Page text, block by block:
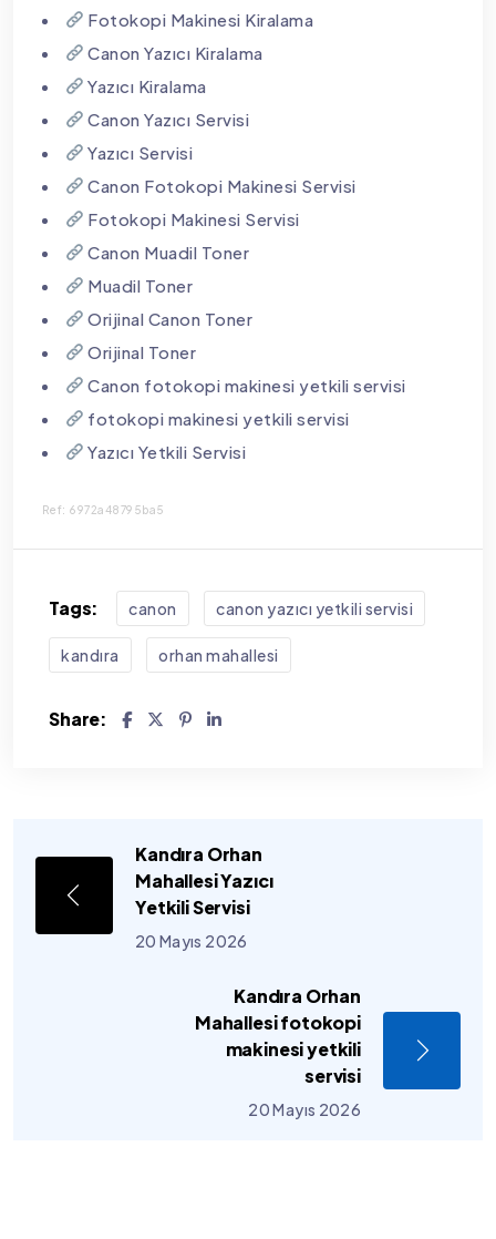
Fotokopi Makinesi Kiralama
Canon Yazıcı Kiralama
Yazıcı Kiralama
Canon Yazıcı Servisi
Yazıcı Servisi
Canon Fotokopi Makinesi Servisi
Fotokopi Makinesi Servisi
Canon Muadil Toner
Muadil Toner
Orijinal Canon Toner
Orijinal Toner
Canon fotokopi makinesi yetkili servisi
fotokopi makinesi yetkili servisi
Yazıcı Yetkili Servisi
Ref: 6972a48795ba5
Tags: canon canon yazıcı yetkili servisi
kandıra orhan mahallesi
Share:
Kandıra Orhan
Mahallesi Yazıcı
Yetkili Servisi
20 Mayıs 2026
Kandıra Orhan
Mahallesi fotokopi
makinesi yetkili
servisi
20 Mayıs 2026